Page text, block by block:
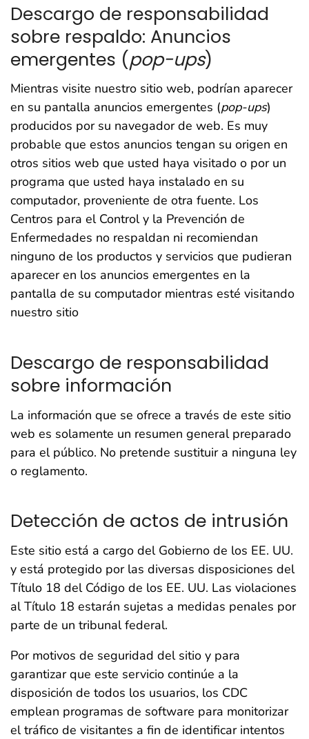
Descargo de responsabilidad
sobre respaldo: Anuncios
emergentes (pop-ups)
Mientras visite nuestro sitio web, podrían aparecer
en su pantalla anuncios emergentes (pop-ups)
producidos por su navegador de web. Es muy
probable que estos anuncios tengan su origen en
otros sitios web que usted haya visitado o por un
programa que usted haya instalado en su
computador, proveniente de otra fuente. Los
Centros para el Control y la Prevención de
Enfermedades no respaldan ni recomiendan
ninguno de los productos y servicios que pudieran
aparecer en los anuncios emergentes en la
pantalla de su computador mientras esté visitando
nuestro sitio
Descargo de responsabilidad
sobre información
La información que se ofrece a través de este sitio
web es solamente un resumen general preparado
para el público. No pretende sustituir a ninguna ley
o reglamento.
Detección de actos de intrusión
Este sitio está a cargo del Gobierno de los EE. UU.
y está protegido por las diversas disposiciones del
Título 18 del Código de los EE. UU. Las violaciones
al Título 18 estarán sujetas a medidas penales por
parte de un tribunal federal.
Por motivos de seguridad del sitio y para
garantizar que este servicio continúe a la
disposición de todos los usuarios, los CDC
emplean programas de software para monitorizar
el tráfico de visitantes a fin de identificar intentos